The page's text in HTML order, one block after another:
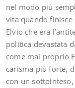
nel modo più
vita quando finisce
Elvio che era
politica devastata
come mai proprio
carisma più forte,
con un